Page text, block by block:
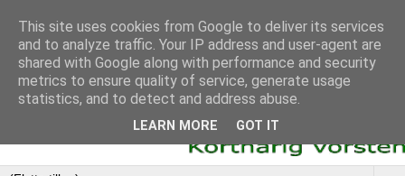
This site uses cookies from Google to deliver its services
and to analyze traffic. Your IP address and user-agent are
shared with Google along with performance and security
metrics to ensure quality of service, generate usage
statistics, and to detect and address abuse.
LEARN MORE GOT IT